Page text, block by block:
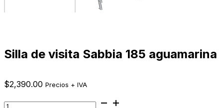
Silla de visita Sabbia 185 aguamarina
$2,390.00 Precios + IVA
Silla